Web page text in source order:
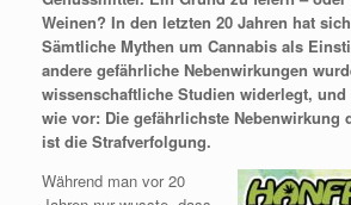
Weinen? In den letzten 20 Jahren hat
Sämtliche Mythen um Cannabis als
andere gefährliche Nebenwirkungen
wissenschaftliche Studien widerlegt,
wie vor: Die gefährlichste Nebenwirkung
ist die Strafverfolgung.
Während man vor 20